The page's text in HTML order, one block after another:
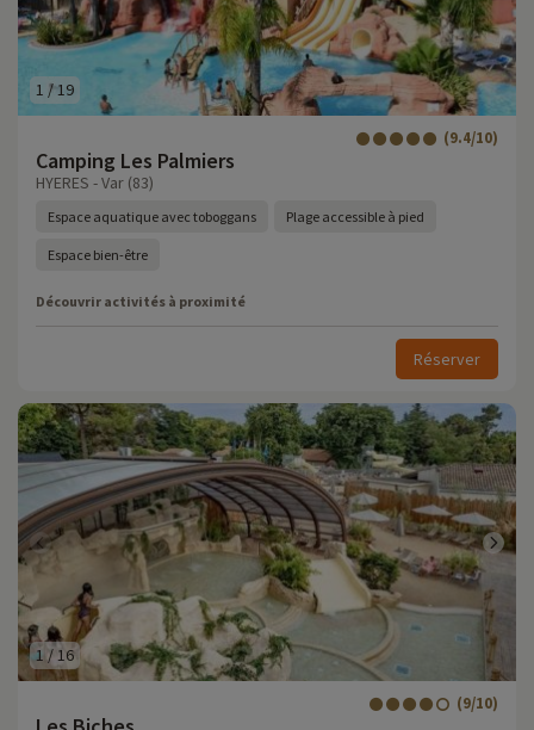
1 /19
Camping Les Palmiers
(9.4/10)
HYERES - Var (83)
Espace aquatique avec toboggans Plage accessible à pied
Espace bien-être
Découvrir activités à proximité
Réserver
1 /16
(9/10)